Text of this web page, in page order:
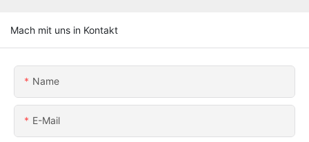
Mach mit uns in Kontakt
Name
E-Mail